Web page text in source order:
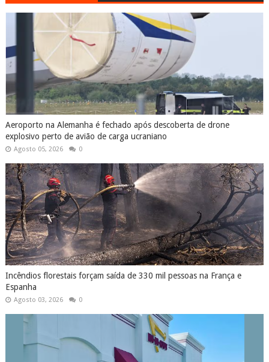
Aeroporto na Alemanha é fechado após descoberta de drone
explosivo perto de avião de carga ucraniano
Agosto 05, 2026 0
Incêndios florestais forçam saída de 330 mil pessoas na França e
Espanha
Agosto 03, 2026 0